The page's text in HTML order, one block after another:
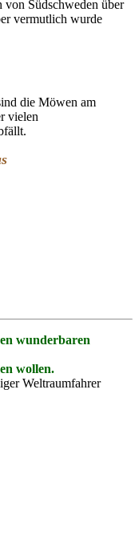
Südschweden über
vermutlich wurde
die Möwen am
vielen
wunderbaren
wollen.
Weltraumfahrer